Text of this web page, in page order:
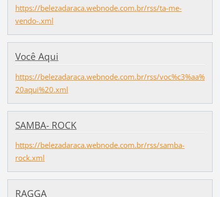
https://belezadaraca.webnode.com.br/rss/ta-me-
vendo-.xml
Você Aqui
https://belezadaraca.webnode.com.br/rss/voc%c3%aa%
20aqui%20.xml
SAMBA- ROCK
https://belezadaraca.webnode.com.br/rss/samba-
rock.xml
RAGGA